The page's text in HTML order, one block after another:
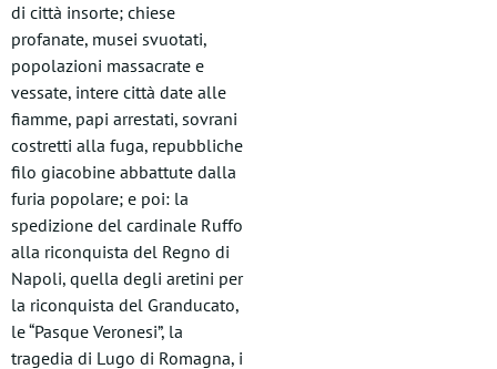
di città insorte; chiese
profanate, musei svuotati,
popolazioni massacrate e
vessate, intere città date alle
fiamme, papi arrestati, sovrani
costretti alla fuga, repubbliche
filo giacobine abbattute dalla
furia popolare; e poi: la
spedizione del cardinale Ruffo
alla riconquista del Regno di
Napoli, quella degli aretini per
la riconquista del Granducato,
le “Pasque Veronesi”, la
tragedia di Lugo di Romagna, i